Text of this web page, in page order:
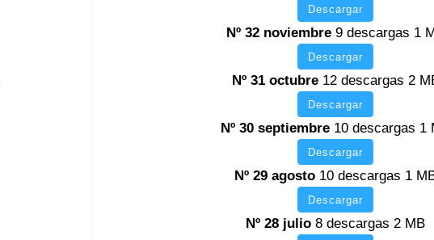
Descargar
Nº 32 noviembre 9 descargas 1
Descargar
Nº 31 octubre 12 descargas 2
Descargar
Nº 30 septiembre 10 descargas 1
Descargar
Nº 29 agosto 10 descargas 1
Descargar
Nº 28 julio 8 descargas 2 MB